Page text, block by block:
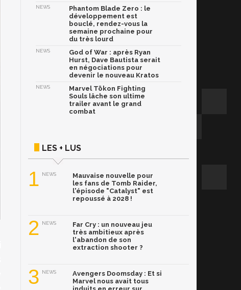
NEWS
Phantom Blade Zero : le
développement est
bouclé, rendez-vous la
semaine prochaine pour
du très lourd
NEWS
God of War : après Ryan
Hurst, Dave Bautista serait
en négociations pour
devenir le nouveau Kratos
NEWS
Marvel Tōkon Fighting
Souls lâche son ultime
trailer avant le grand
combat
LES + LUS
1 NEWS
Mauvaise nouvelle pour
les fans de Tomb Raider,
l'épisode "Catalyst" est
repoussé à 2028 !
2 NEWS
Far Cry : un nouveau jeu
très ambitieux après
l'abandon de son
extraction shooter ?
3 NEWS
Avengers Doomsday : Et si
Marvel nous avait tous